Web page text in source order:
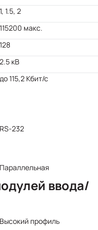
1, 1.5, 2
115200 макс.
128
2.5 кВ
до 115,2 Кбит/с
RS-232
Параллельная
ввода/
Высокий профиль